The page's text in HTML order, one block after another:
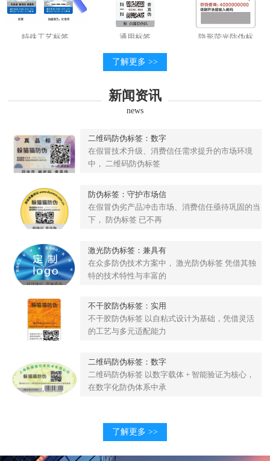
特殊工艺标签 通用标签 隐形荧光防伪标
了解更多 >>
新闻资讯
news
二维码防伪标签：数字
在假冒技术升级、消费信任需求提升的市场环境
中， 二维码防伪标签
防伪标签：守护市场信
在假冒伪劣产品冲击市场、消费信任亟待巩固的当
下， 防伪标签 已不再
激光防伪标签：兼具有
在众多防伪技术方案中， 激光防伪标签 凭借其独
特的技术特性与丰富的
不干胶防伪标签：实用
不干胶防伪标签 以自粘式设计为基础，凭借灵活
的工艺与多元适配能力
二维码防伪标签：数字
二维码防伪标签 以数字载体 + 智能验证为核心，
在数字化防伪体系中承
了解更多 >>